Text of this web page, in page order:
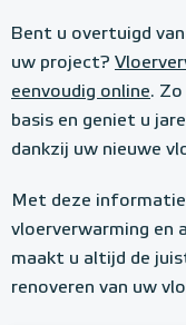
Bent u overtuigd
uw project?
eenvoudig online.
basis en geniet u
dankzij uw nieuwe
Met deze
vloerverwarming en
maakt u altijd de
renoveren van uw